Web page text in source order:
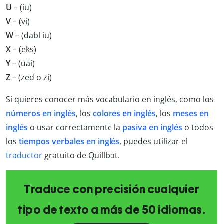
U – (iu)
V– (vi)
W– (dabl iu)
X– (eks)
Y– (uai)
Z– (zed o zi)
Si quieres conocer más vocabulario en inglés, como los
números en inglés, los colores en inglés, los meses en
inglés o usar correctamente la pasiva en inglés o todos
los tiempos verbales en inglés, puedes utilizar el
traductor gratuito de Quillbot.
Traduce con precisión cualquier
tipo de texto a más de 50 idiomas.